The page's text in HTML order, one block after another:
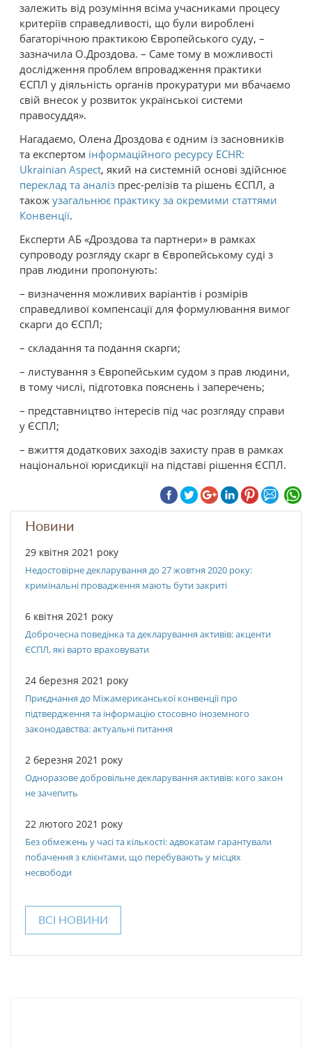
Новини
29 квітня 2021 року
Недостовірне декларування до 27 жовтня 2020 року:
кримінальні провадження мають бути закриті
6 квітня 2021 року
Доброчесна поведінка та декларування активів: акценти
ЄСПЛ, які варто враховувати
24 березня 2021 року
Приєднання до Міжамериканської конвенції про
підтвердження та інформацію стосовно іноземного
законодавства: актуальні питання
2 березня 2021 року
Одноразове добровільне декларування активів: кого закон
не зачепить
22 лютого 2021 року
Без обмежень у часі та кількості: адвокатам гарантували
побачення з клієнтами, що перебувають у місцях
несвободи
ВСІ НОВИНИ
залежить від розуміння всіма учасниками процесу
критеріїв справедливості, що були вироблені
багаторічною практикою Європейського суду, –
зазначила О.Дроздова. – Саме тому в можливості
дослідження проблем впровадження практики
ЄСПЛ у діяльність органів прокуратури ми вбачаємо
свій внесок у розвиток української системи
правосуддя».
Нагадаємо, Олена Дроздова є одним із засновників
та експертом інформаційного ресурсу ECHR:
Ukrainian Aspect, який на системній основі здійснює
переклад та аналіз прес-релізів та рішень ЄСПЛ, а
також узагальнює практику за окремими статтями
Конвенції.
Експерти АБ «Дроздова та партнери» в рамках
супроводу розгляду скарг в Європейському суді з
прав людини пропонують:
– визначення можливих варіантів і розмірів
справедливої ​​компенсації для формулювання вимог
скарги до ЄСПЛ;
– складання та подання скарги;
– листування з Європейським судом з прав людини,
в тому числі, підготовка пояснень і заперечень;
– представництво інтересів під час розгляду справи
у ЄСПЛ;
– вжиття додаткових заходів захисту прав в рамках
національної юрисдикції на підставі рішення ЄСПЛ.